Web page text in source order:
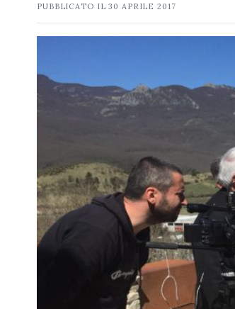
PUBBLICATO IL30 APRILE 2017